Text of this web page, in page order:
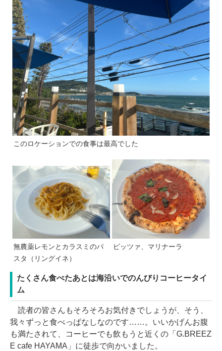
このロケーションでの食事は最高でした
無農薬レモンとカラスミのパ
スタ（リングイネ）
ピッツァ、マリナーラ
たくさん食べたあとは海沿いでのんびりコーヒータイ
ム
読者の皆さんもそろそろお気付きでしょうが、そう、
我々ずっと食べっぱなしなのです……。いいかげんお腹
も満たされて、コーヒーでも飲もうと近くの「G.BREEZ
E cafe HAYAMA」に徒歩で向かいました。